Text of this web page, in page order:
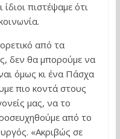
ίδιοι πιστέψαμε ότι
από τα
δεν θα μπορούμε να
όμως κι ένα Πάσχα
πιο κοντά στους
μας, να το
από το
«Ακριβώς σε